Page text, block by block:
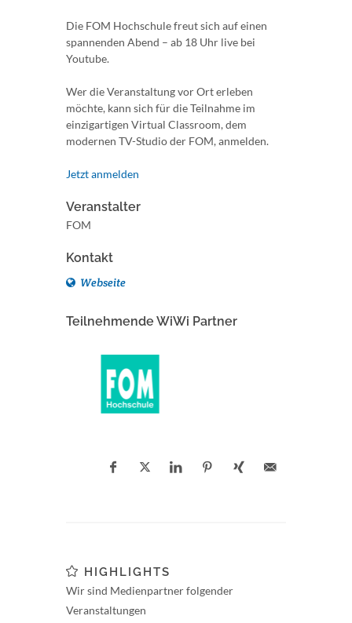
Die FOM Hochschule freut sich auf einen
spannenden Abend – ab 18 Uhr live bei
Youtube.
Wer die Veranstaltung vor Ort erleben
möchte, kann sich für die Teilnahme im
einzigartigen Virtual Classroom, dem
modernen TV-Studio der FOM, anmelden.
Jetzt anmelden
Veranstalter
FOM
Kontakt
Webseite
Teilnehmende WiWi Partner
HIGHLIGHTS
Wir sind Medienpartner folgender
Veranstaltungen